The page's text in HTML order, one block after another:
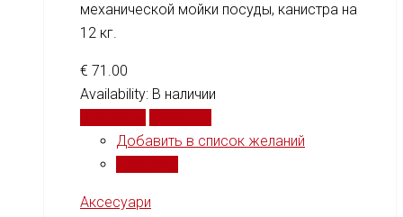
механической мойки посуды, канистра на
12 кг.
€ 71.00
Availability: В наличии
Добавить в список желаний
Аксесуари